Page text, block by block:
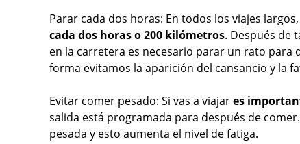
Parar cada dos horas: En todos los viajes
cada dos horas o 200 kilómetros. Después de
en la carretera es necesario parar un rato para
forma evitamos la aparición del cansancio y la
Evitar comer pesado: Si vas a viajares
salida está programada para después de
pesada y esto aumenta el nivel de fatiga.